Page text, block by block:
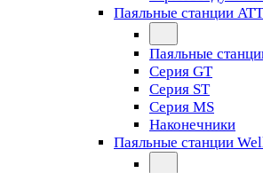
Паяльные станции
Паяльные
Серия GT
Серия ST
Серия MS
Наконечники
Паяльные станции